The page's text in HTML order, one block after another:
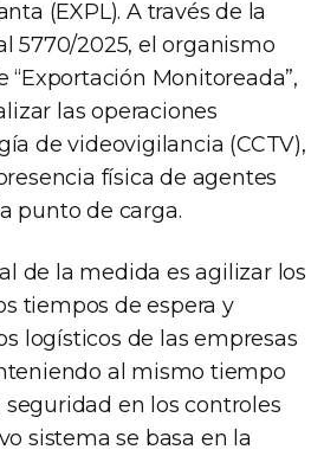
(EXPL). A través de la
5770/2025, el organismo
“Exportación Monitoreada”,
las operaciones
de videovigilancia (CCTV),
física de agentes
punto de carga.
de la medida es agilizar los
tiempos de espera y
logísticos de las empresas
al mismo tiempo
seguridad en los controles
sistema se basa en la